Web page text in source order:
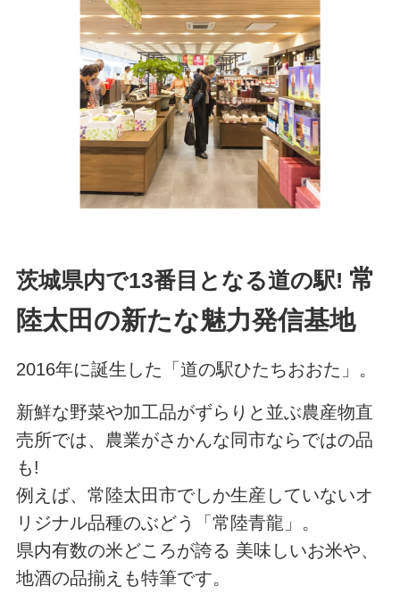
茨城県内で13番目となる道の駅! 常
陸太田の新たな魅力発信基地
2016年に誕生した「道の駅ひたちおおた」。
新鮮な野菜や加工品がずらりと並ぶ農産物直
売所では、農業がさかんな同市ならではの品
も!
例えば、常陸太田市でしか生産していないオ
リジナル品種のぶどう「常陸青龍」。
県内有数の米どころが誇る 美味しいお米や、
地酒の品揃えも特筆です。